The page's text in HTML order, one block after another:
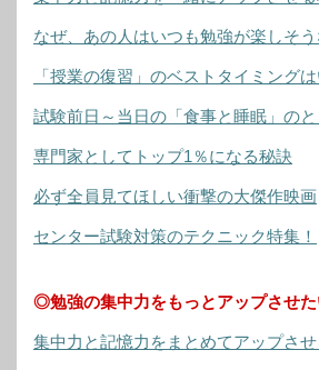
なぜ、あの人はいつも勉強が楽しそ
「授業の復習」のベストタイミングは
試験前日～当日の「食事と睡眠」の
専門家としてトップ1％になる秘訣
必ず全員見てほしい衝撃の大傑作映画
センター試験対策のテクニック特集！
◎勉強の集中力をもっとアップさせ
集中力と記憶力をまとめてアップさ